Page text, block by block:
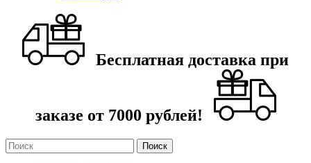
Бесплатная доставка при
заказе от 7000 рублей!